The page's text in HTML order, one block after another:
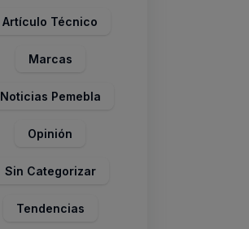
Artículo Técnico
Marcas
Noticias Pemebla
Opinión
Sin Categorizar
Tendencias